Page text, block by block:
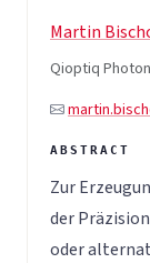
Martin
Qioptiq
Zur
der
oder